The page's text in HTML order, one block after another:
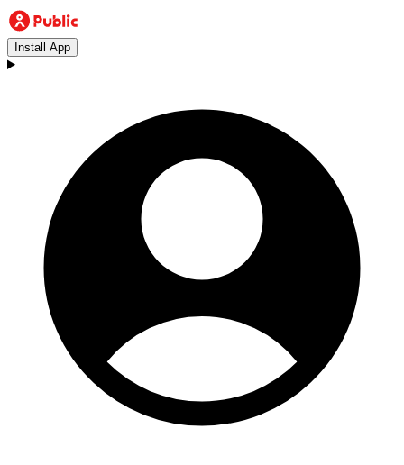
Install App